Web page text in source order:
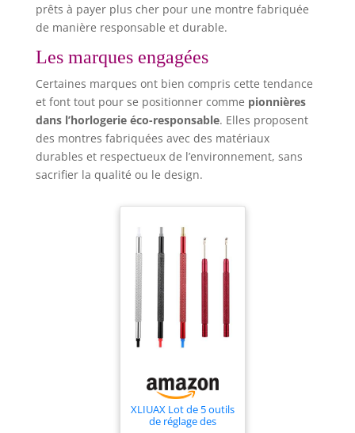
prêts à payer plus cher pour une montre fabriquée
de manière responsable et durable.
Les marques engagées
Certaines marques ont bien compris cette tendance
et font tout pour se positionner comme pionnières
dans l’horlogerie éco-responsable. Elles proposent
des montres fabriquées avec des matériaux
durables et respectueux de l’environnement, sans
sacrifier la qualité ou le design.
XLIUAX Lot de 5 outils
de réglage des